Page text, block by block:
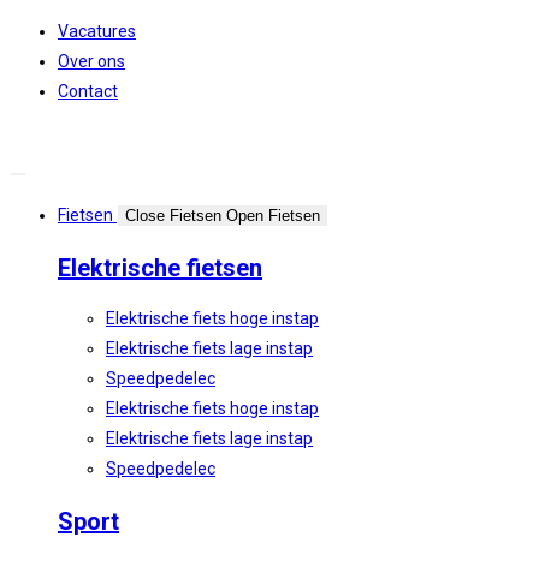
Spring
naar
Vacatures
Over ons
Contact
Fietsen Close Fietsen Open Fietsen
Elektrische fietsen
Elektrische fiets hoge instap
Elektrische fiets lage instap
Speedpedelec
Elektrische fiets hoge instap
Elektrische fiets lage instap
Speedpedelec
Sport